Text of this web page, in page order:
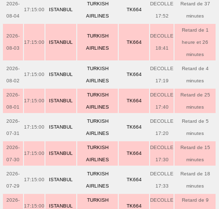
2026-
08-04
17:15:00 ISTANBUL
TURKISH
AIRLINES
TK664
DECOLLE
17:52
Retard de 37
minutes
2026-
08-03
17:15:00 ISTANBUL
TURKISH
AIRLINES
TK664
DECOLLE
18:41
Retard de 1
heure et 26
minutes
2026-
08-02
17:15:00 ISTANBUL
TURKISH
AIRLINES
TK664
DECOLLE
17:19
Retard de 4
minutes
2026-
08-01
17:15:00 ISTANBUL
TURKISH
AIRLINES
TK664
DECOLLE
17:40
Retard de 25
minutes
2026-
07-31
17:15:00 ISTANBUL
TURKISH
AIRLINES
TK664
DECOLLE
17:20
Retard de 5
minutes
2026-
07-30
17:15:00 ISTANBUL
TURKISH
AIRLINES
TK664
DECOLLE
17:30
Retard de 15
minutes
2026-
07-29
17:15:00 ISTANBUL
TURKISH
AIRLINES
TK664
DECOLLE
17:33
Retard de 18
minutes
2026-
17:15:00 ISTANBUL
TURKISH
TK664
DECOLLE Retard de 9